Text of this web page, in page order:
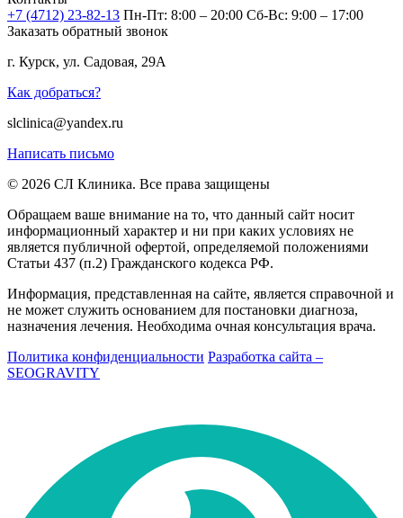
+7 (4712) 23-82-13 Пн-Пт: 8:00 – 20:00 Сб-Вс: 9:00 – 17:00
Заказать обратный звонок
г. Курск, ул. Садовая, 29А
Как добраться?
slclinica@yandex.ru
Написать письмо
© 2026 СЛ Клиника. Все права защищены
Обращаем ваше внимание на то, что данный сайт носит
информационный характер и ни при каких условиях не
является публичной офертой, определяемой положениями
Статьи 437 (п.2) Гражданского кодекса РФ.
Информация, представленная на сайте, является справочной и
не может служить основанием для постановки диагноза,
назначения лечения. Необходима очная консультация врача.
Политика конфиденциальности Разработка сайта –
SEOGRAVITY